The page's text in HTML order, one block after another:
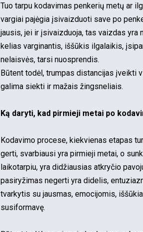
Tuo tarpu kodavimas penkerių metų ar
vargiai pajėgia įsivaizduoti save po
jausis, jei ir įsivaizduoja, tas vaizdas yra
kelias varginantis, iššūkis ilgalaikis,
nelaisvės, tarsi nuosprendis.
Būtent todėl, trumpas distancijas įveikti
galima siekti ir mažais žingsneliais.
Ką daryti, kad pirmieji metai po
Kodavimo procese, kiekvienas etapas
gerti, svarbiausi yra pirmieji metai, o
laikotarpiu, yra didžiausias atkryčio
pasiryžimas negerti yra didelis,
tvarkytis su jausmas, emocijomis,
susiformavę.